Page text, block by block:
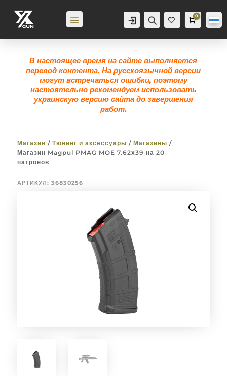
Аккаунт Поиск
Же
лан
Корзина
0
0,0грн
В настоящее время на сайте выполняется
перевод контента. На русскоязычной версии
могут встречаться ошибки, поэтому
настоятельно рекомендуем использовать
украинскую версию сайта до завершения
работ.
Магазин / Тюнинг и аксессуары / Магазины /
Магазин Magpul PMAG MOE 7.62х39 на 20
патронов
АРТИКУЛ: 36830256